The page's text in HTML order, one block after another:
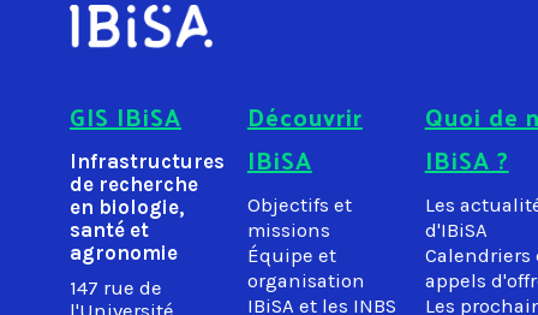
GIS IBiSA
Infrastructures
de recherche
en biologie,
santé et
agronomie
147 rue de
Découvrir
IBiSA
Objectifs et
missions
Équipe et
organisation
IBiSA et les INBS
Quoi de
IBiSA ?
Les
d'IBiSA
Calendriers
appels
Les